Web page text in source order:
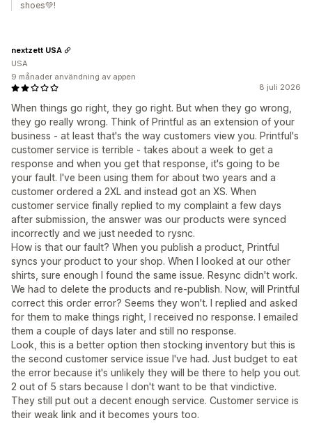
shoes💚!
8 juli 2026
When things go right, they go right. But when they go wrong,
they go really wrong. Think of Printful as an extension of your
business - at least that's the way customers view you. Printful's
customer service is terrible - takes about a week to get a
response and when you get that response, it's going to be
your fault. I've been using them for about two years and a
customer ordered a 2XL and instead got an XS. When
customer service finally replied to my complaint a few days
after submission, the answer was our products were synced
incorrectly and we just needed to rysnc.
How is that our fault? When you publish a product, Printful
syncs your product to your shop. When I looked at our other
shirts, sure enough I found the same issue. Resync didn't work.
We had to delete the products and re-publish. Now, will Printful
correct this order error? Seems they won't. I replied and asked
for them to make things right, I received no response. I emailed
them a couple of days later and still no response.
Look, this is a better option then stocking inventory but this is
the second customer service issue I've had. Just budget to eat
the error because it's unlikely they will be there to help you out.
2 out of 5 stars because I don't want to be that vindictive.
They still put out a decent enough service. Customer service is
their weak link and it becomes yours too.
nextzett USA
USA
9 månader användning av appen